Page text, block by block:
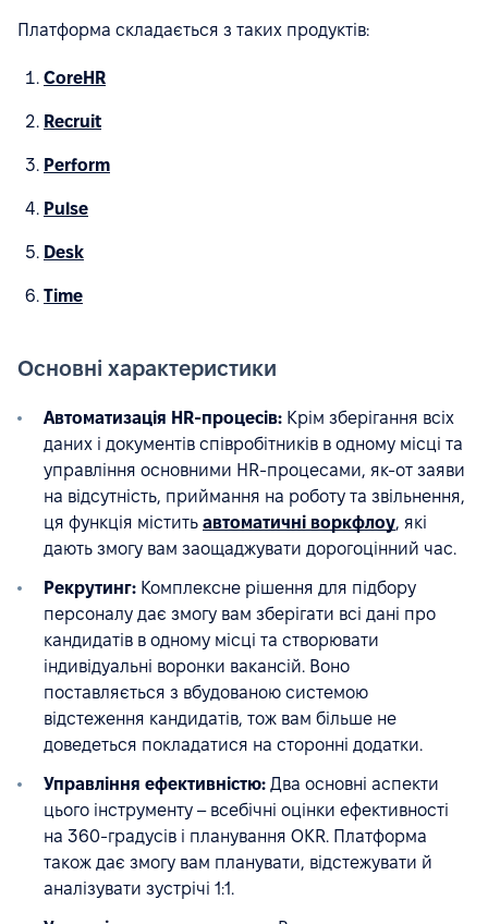
Платформа складається з таких продуктів:
CoreHR
Recruit
Perform
Pulse
Desk
Time
Основні характеристики
Автоматизація HR-процесів: Крім зберігання всіх
даних і документів співробітників в одному місці та
управління основними HR-процесами, як-от заяви
на відcутність, приймання на роботу та звільнення,
ця функція містить автоматичні воркфлоу, які
дають змогу вам заощаджувати дорогоцінний час.
Рекрутинг: Комплексне рішення для підбору
персоналу дає змогу вам зберігати всі дані про
кандидатів в одному місці та створювати
індивідуальні воронки вакансій. Воно
поставляється з вбудованою системою
відстеження кандидатів, тож вам більше не
доведеться покладатися на сторонні додатки.
Управління ефективністю: Два основні аспекти
цього інструменту – всебічні оцінки ефективності
на 360-градусів і планування OKR. Платформа
також дає змогу вам планувати, відстежувати й
аналізувати зустрічі 1:1.